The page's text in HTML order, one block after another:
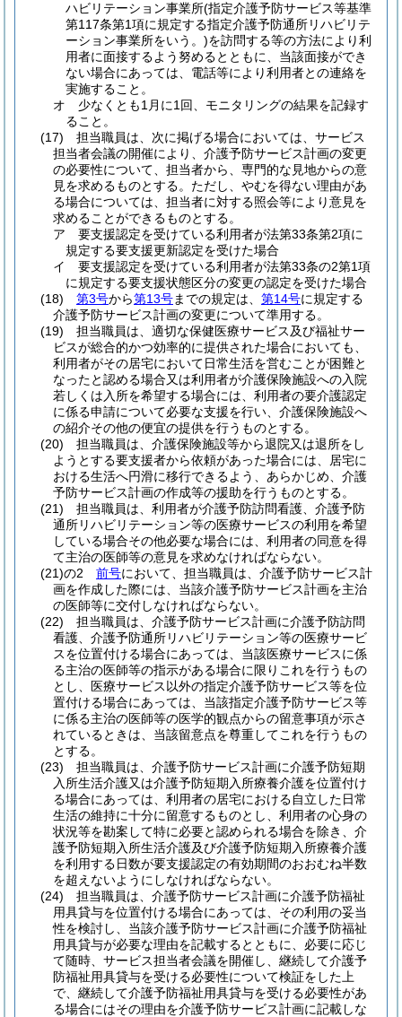
ハビリテーション事業所(指定介護予防サービス等基準
第117条第1項に規定する指定介護予防通所リハビリテ
ーション事業所をいう。)を訪問する等の方法により利
用者に面接するよう努めるとともに、当該面接ができ
ない場合にあっては、電話等により利用者との連絡を
実施すること。
オ
少なくとも1月に1回、モニタリングの結果を記録す
ること。
(17)
担当職員は、次に掲げる場合においては、サービス
担当者会議の開催により、介護予防サービス計画の変更
の必要性について、担当者から、専門的な見地からの意
見を求めるものとする。 ただし、やむを得ない理由があ
る場合については、担当者に対する照会等により意見を
求めることができるものとする。
ア
要支援認定を受けている利用者が法第33条第2項に
規定する要支援更新認定を受けた場合
イ
要支援認定を受けている利用者が法第33条の2第1項
に規定する要支援状態区分の変更の認定を受けた場合
(18)
第3号から第13号までの規定は、 第14号に規定する
介護予防サービス計画の変更について準用する。
(19)
担当職員は、適切な保健医療サービス及び福祉サー
ビスが総合的かつ効率的に提供された場合においても、
利用者がその居宅において日常生活を営むことが困難と
なったと認める場合又は利用者が介護保険施設への入院
若しくは入所を希望する場合には、利用者の要介護認定
に係る申請について必要な支援を行い、介護保険施設へ
の紹介その他の便宜の提供を行うものとする。
(20)
担当職員は、介護保険施設等から退院又は退所をし
ようとする要支援者から依頼があった場合には、居宅に
おける生活へ円滑に移行できるよう、あらかじめ、介護
予防サービス計画の作成等の援助を行うものとする。
(21)
担当職員は、利用者が介護予防訪問看護、介護予防
通所リハビリテーション等の医療サービスの利用を希望
している場合その他必要な場合には、利用者の同意を得
て主治の医師等の意見を求めなければならない。
(21)の2
前号において、担当職員は、介護予防サービス計
画を作成した際には、当該介護予防サービス計画を主治
の医師等に交付しなければならない。
(22)
担当職員は、介護予防サービス計画に介護予防訪問
看護、介護予防通所リハビリテーション等の医療サービ
スを位置付ける場合にあっては、当該医療サービスに係
る主治の医師等の指示がある場合に限りこれを行うもの
とし、医療サービス以外の指定介護予防サービス等を位
置付ける場合にあっては、当該指定介護予防サービス等
に係る主治の医師等の医学的観点からの留意事項が示さ
れているときは、当該留意点を尊重してこれを行うもの
とする。
(23)
担当職員は、介護予防サービス計画に介護予防短期
入所生活介護又は介護予防短期入所療養介護を位置付け
る場合にあっては、利用者の居宅における自立した日常
生活の維持に十分に留意するものとし、利用者の心身の
状況等を勘案して特に必要と認められる場合を除き、介
護予防短期入所生活介護及び介護予防短期入所療養介護
を利用する日数が要支援認定の有効期間のおおむね半数
を超えないようにしなければならない。
(24)
担当職員は、介護予防サービス計画に介護予防福祉
用具貸与を位置付ける場合にあっては、その利用の妥当
性を検討し、当該介護予防サービス計画に介護予防福祉
用具貸与が必要な理由を記載するとともに、必要に応じ
て随時、サービス担当者会議を開催し、継続して介護予
防福祉用具貸与を受ける必要性について検証をした上
で、継続して介護予防福祉用具貸与を受ける必要性があ
る場合にはその理由を介護予防サービス計画に記載しな